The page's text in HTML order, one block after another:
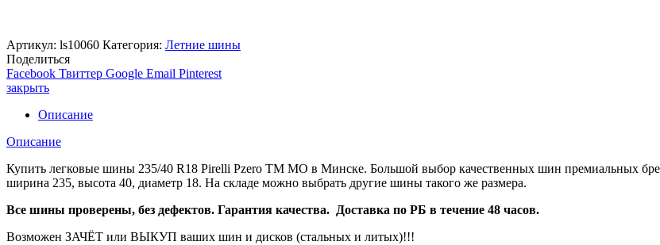
Артикул: ls10060 Категория: Летние шины
Поделиться
Facebook Твиттер Google Email Pinterest
закрыть
Описание
Описание
Купить легковые шины 235/40 R18 Pirelli Pzero TM MO в Минске. Большой выбор качественных шин премиальных
ширина 235, высота 40, диаметр 18. На складе можно выбрать другие шины такого же размера.
Все шины проверены, без дефектов. Гарантия качества. Доставка по РБ в течение 48 часов.
Возможен ЗАЧЁТ или ВЫКУП ваших шин и дисков (стальных и литых)!!!